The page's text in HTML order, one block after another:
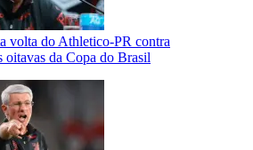
volta do Athletico-PR contra
oitavas da Copa do Brasil